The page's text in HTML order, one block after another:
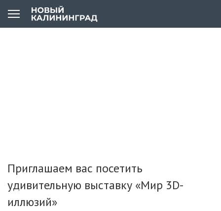
Приглашаем вас посетить
удивительную выставку «Мир 3D-
иллюзий»